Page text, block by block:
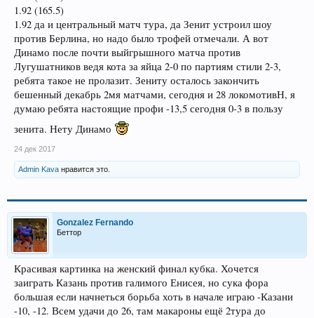
1.92 (165.5)
1.92 да и центральный матч тура, да Зенит устроил шоу
против Берлина, но надо было трофей отмечали. А вот
Динамо после почти выйгрышного матча против
Лугушатников ведя кота за яйца 2-0 по партиям стили 2-3,
ребята такое не пролазит. Зениту осталось закончить
бешенный декабрь 2мя матчами, сегодня и 28 локомотивН, я
думаю ребята настоящие профи -13,5 сегодня 0-3 в пользу
зенита. Нету Динамо
24 дек 2017
Admin Kava нравится это.
Gonzalez Fernando
Беттор
Красивая картинка на женский финал кубка. Хочется
заиграть Казань против галимого Енисея, но сука фора
большая если начнеться борьба хоть в начале играю -Казани
-10, -12. Всем удачи до 26, там макароны ещё 2тура до